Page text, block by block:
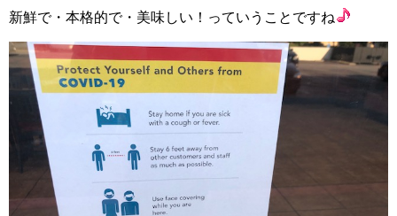
新鮮で・本格的で・美味しい！っていうことですね